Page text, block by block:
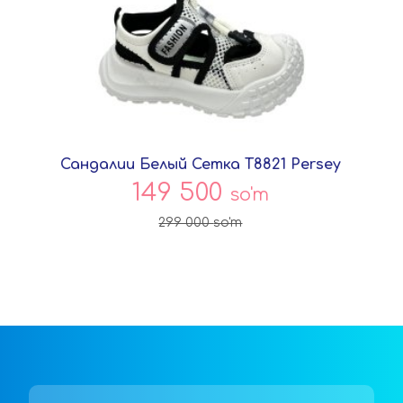
Сандалии Белый Сетка T8821 Persey
149 500 so'm
299 000so'm